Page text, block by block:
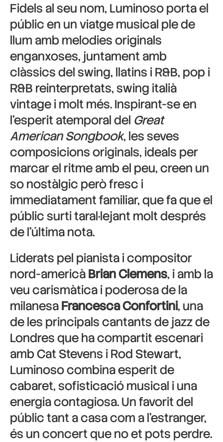
Fidels al seu nom, Luminoso porta el
públic en un viatge musical ple de
llum amb melodies originals
enganxoses, juntament amb
clàssics del swing, llatins i R&B, pop i
R&B reinterpretats, swing italià
vintage i molt més. Inspirant-se en
l’esperit atemporal del Great
American Songbook, les seves
composicions originals, ideals per
marcar el ritme amb el peu, creen un
so nostàlgic però fresc i
immediatament familiar, que fa que el
públic surti taral·lejant molt després
de l’última nota.
Liderats pel pianista i compositor
nord-americàBrian Clemens, i amb la
veu carismàtica i poderosa de la
milanesaFrancesca Confortini, una
de les principals cantants de jazz de
Londres que ha compartit escenari
amb Cat Stevens i Rod Stewart,
Luminoso combina esperit de
cabaret, sofisticació musical i una
energia contagiosa. Un favorit del
públic tant a casa com a l’estranger,
és un concert que no et pots perdre.